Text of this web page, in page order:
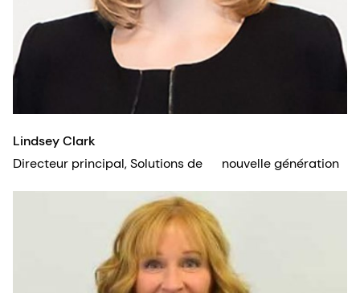
Lindsey Clark
Directeur principal, Solutions de nouvelle génération